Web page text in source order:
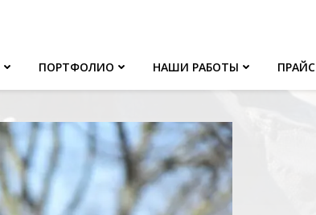
ПОРТФОЛИО НАШИ РАБОТЫ ПРАЙС